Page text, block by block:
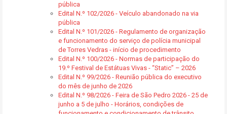
pública
Edital N.º 102/2026 - Veículo abandonado na via
pública
Edital N.º 101/2026 - Regulamento de organização
e funcionamento do serviço de polícia municipal
de Torres Vedras - início de procedimento
Edital N.º 100/2026 - Normas de participação do
19.º Festival de Estátuas Vivas - “Static” – 2026
Edital N.º 99/2026 - Reunião pública do executivo
do mês de junho de 2026
Edital N.º 98/2026 - Feira de São Pedro 2026 - 25 de
junho a 5 de julho - Horários, condições de